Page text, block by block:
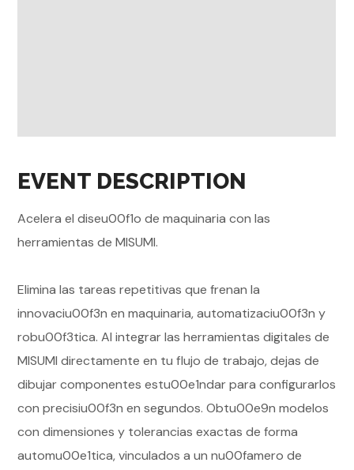
EVENT DESCRIPTION
Acelera el diseu00f1o de maquinaria con las
herramientas de MISUMI.
Elimina las tareas repetitivas que frenan la
innovaciu00f3n en maquinaria, automatizaciu00f3n y
robu00f3tica. Al integrar las herramientas digitales de
MISUMI directamente en tu flujo de trabajo, dejas de
dibujar componentes estu00e1ndar para configurarlos
con precisiu00f3n en segundos. Obtu00e9n modelos
con dimensiones y tolerancias exactas de forma
automu00e1tica, vinculados a un nu00famero de